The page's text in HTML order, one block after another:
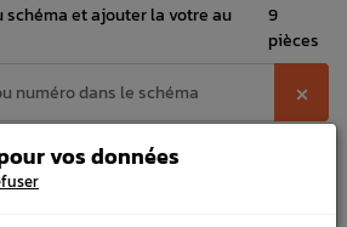
schéma et ajouter la votre au
9
pièces
⨉
ET RÉFÉRENCE
vos données